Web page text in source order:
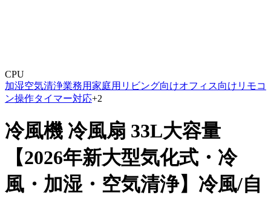
CPU
加湿空気清浄業務用家庭用 リビング向けオフィス向け リモコ
ン操作タイマー対応+2
冷風機 冷風扇 33L大容量
【2026年新大型気化式・冷
風・加湿・空気清浄】冷風/自